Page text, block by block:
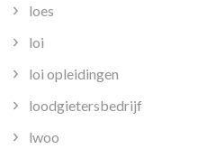
loes
loi
loi opleidingen
loodgietersbedrijf
lwoo